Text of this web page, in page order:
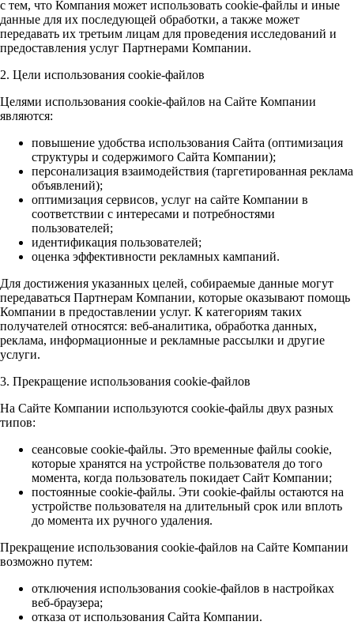
с тем, что Компания может использовать cookie-файлы и иные
данные для их последующей обработки, а также может
передавать их третьим лицам для проведения исследований и
предоставления услуг Партнерами Компании.
2. Цели использования cookie-файлов
Целями использования cookie-файлов на Сайте Компании
являются:
повышение удобства использования Сайта (оптимизация
структуры и содержимого Сайта Компании);
персонализация взаимодействия (таргетированная реклама
объявлений);
оптимизация сервисов, услуг на сайте Компании в
соответствии с интересами и потребностями
пользователей;
идентификация пользователей;
оценка эффективности рекламных кампаний.
Для достижения указанных целей, собираемые данные могут
передаваться Партнерам Компании, которые оказывают помощь
Компании в предоставлении услуг. К категориям таких
получателей относятся: веб-аналитика, обработка данных,
реклама, информационные и рекламные рассылки и другие
услуги.
3. Прекращение использования cookie-файлов
На Сайте Компании используются cookie-файлы двух разных
типов:
сеансовые cookie-файлы. Это временные файлы cookie,
которые хранятся на устройстве пользователя до того
момента, когда пользователь покидает Сайт Компании;
постоянные cookie-файлы. Эти cookie-файлы остаются на
устройстве пользователя на длительный срок или вплоть
до момента их ручного удаления.
Прекращение использования cookie-файлов на Сайте Компании
возможно путем:
отключения использования cookie-файлов в настройках
веб-браузера;
отказа от использования Сайта Компании.